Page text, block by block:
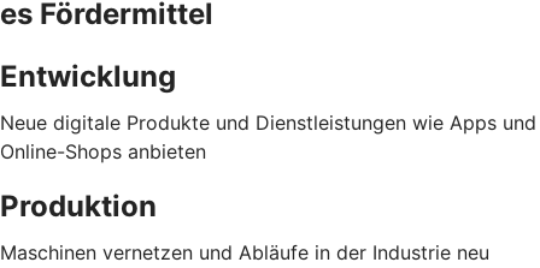
es Fördermittel
Entwicklung
Neue digitale Produkte und Dienstleistungen wie Apps und
Online-Shops anbieten
Produktion
Maschinen vernetzen und Abläufe in der Industrie neu